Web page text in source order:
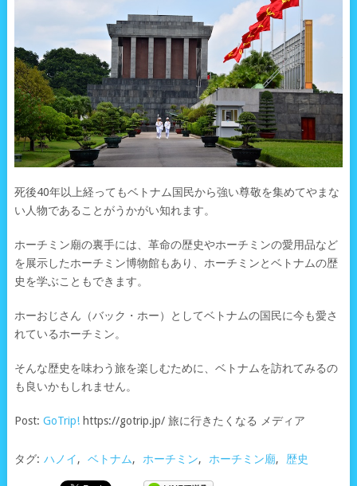
死後40年以上経ってもベトナム国民から強い尊敬を集めてやまな
い人物であることがうかがい知れます。
ホーチミン廟の裏手には、革命の歴史やホーチミンの愛用品など
を展示したホーチミン博物館もあり、ホーチミンとベトナムの歴
史を学ぶこともできます。
ホーおじさん（バック・ホー）としてベトナムの国民に今も愛さ
れているホーチミン。
そんな歴史を味わう旅を楽しむために、ベトナムを訪れてみるの
も良いかもしれません。
Post: GoTrip!https://gotrip.jp/ 旅に行きたくなる メディア
タグ: ハノイ, ベトナム, ホーチミン, ホーチミン廟, 歴史